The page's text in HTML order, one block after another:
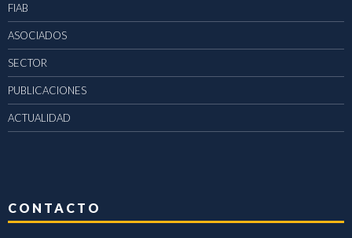
FIAB
ASOCIADOS
SECTOR
PUBLICACIONES
ACTUALIDAD
CONTACTO